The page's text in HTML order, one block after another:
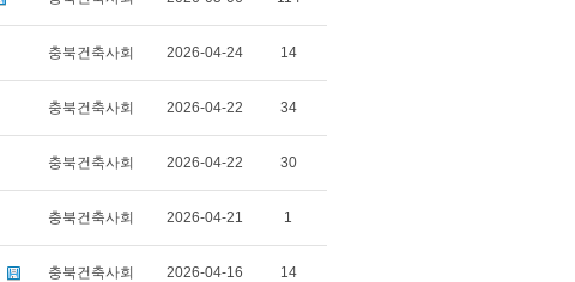
충북건축사회 2026-04-24 14
충북건축사회 2026-04-22 34
충북건축사회 2026-04-22 30
충북건축사회 2026-04-21 1
충북건축사회 2026-04-16 14